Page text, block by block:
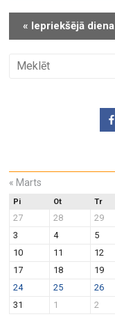
c
h
w
s
N
a
v
g
a
i
a
t
o
n
« Iepriekšējā diena
« Marts
Pi Ot Tr
27 28 29
3
4 5
10
11 12
17
18 19
24
25 26
31
1 2